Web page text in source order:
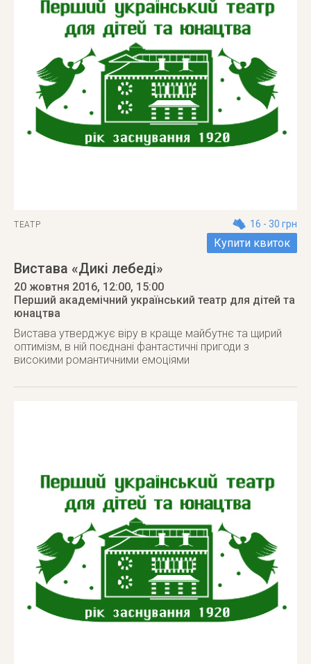
ТЕАТР 16 - 30 грн
Купити квиток
Вистава «Дикі лебеді»
20 жовтня 2016, 12:00, 15:00
Перший академічний український театр для дітей та
юнацтва
Вистава утверджує віру в краще майбутнє та щирий
оптимізм, в ній поєднані фантастичні пригоди з
високими романтичними емоціями